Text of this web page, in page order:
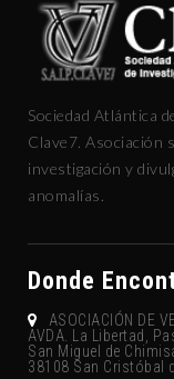
Sociedad Atlántica
Clave7. Asociación
investigación y
anomalías.
Donde
ASOCIACIÓN DE
AVDA. La Libertad,
San Miguel de
38108 San Cristóbal